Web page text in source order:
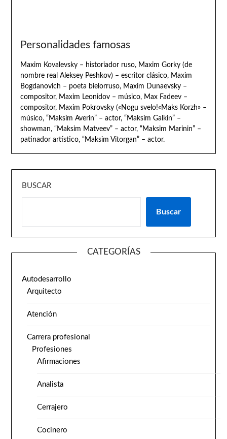
Personalidades famosas
Maxim Kovalevsky – historiador ruso, Maxim Gorky (de
nombre real Aleksey Peshkov) – escritor clásico, Maxim
Bogdanovich – poeta bielorruso, Maxim Dunaevsky –
compositor, Maxim Leonidov – músico, Max Fadeev –
compositor, Maxim Pokrovsky («Nogu svelo!«Maks Korzh» –
músico, “Maksim Averin” – actor, “Maksim Galkin” –
showman, “Maksim Matveev” – actor, “Maksim Marinin” –
patinador artístico, “Maksim Vitorgan” – actor.
BUSCAR
Buscar
CATEGORÍAS
Autodesarrollo
Arquitecto
Atención
Carrera profesional
Profesiones
Afirmaciones
Analista
Cerrajero
Cocinero